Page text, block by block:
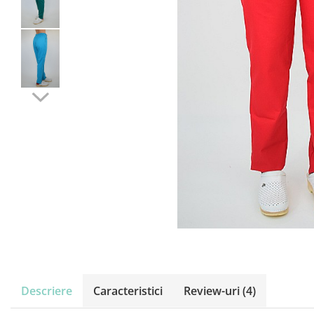
Descriere Caracteristici Review-uri(4)